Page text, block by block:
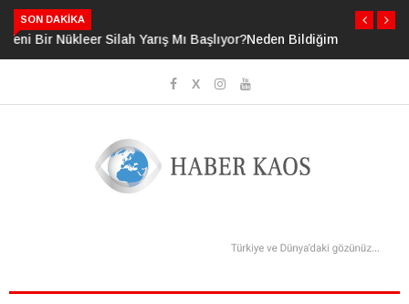
SON DAKIKA
Neden Bildiğimizden Daha Fazlasını Bildiğimizi
Sanıyoruz?